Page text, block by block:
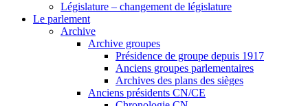
Législature – changement de législature
Le parlement
Archive
Archive groupes
Présidence de groupe depuis 1917
Anciens groupes parlementaires
Archives des plans des sièges
Anciens présidents CN/CE